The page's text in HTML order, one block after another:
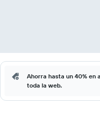
Ahorra hasta un 40% en
toda la web.